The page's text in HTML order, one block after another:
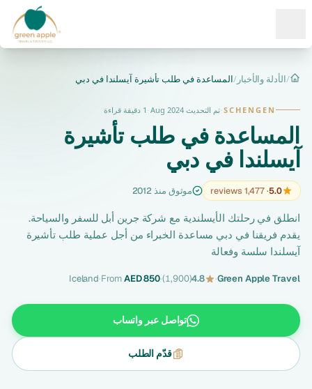
الرئيسية
/الأدلة والأخبار/المساعدة في طلب تأشيرة آيسلندا في دبي
SCHENGEN
·تم التحديث Aug 2024 · 1 دقيقة قراءة
المساعدة في طلب تأشيرة
آيسلندا في دبي
5.0
· 1,477 reviews موثوق منذ 2012
انطلق في رحلتك الأيسلندية مع شركة جرين أبل للسفر والسياحة.
يقدم فريقنا في دبي مساعدة الخبراء من أجل عملية طلب تأشيرة
آيسلندا سلسة وفعالة
Green Apple Travel
·
4.8
(1,900)
·
FromAED 850
·
Iceland
تواصل عبر واتساب
قدّم الطلب